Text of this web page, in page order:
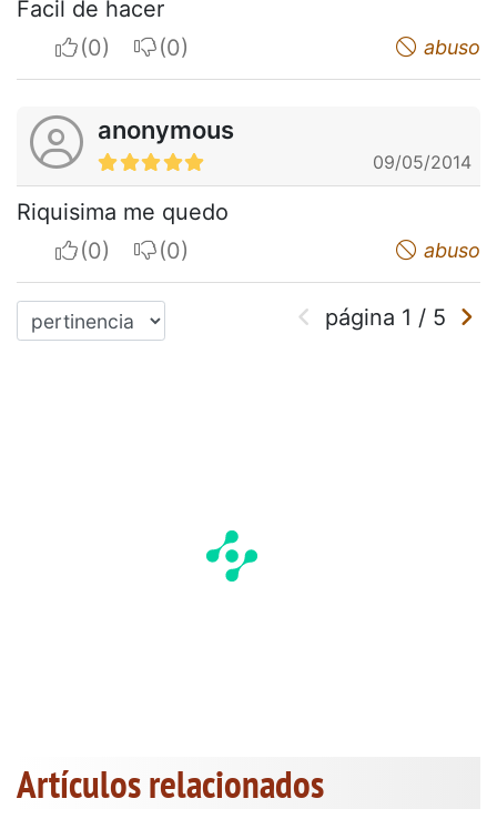
Facil de hacer
I apreciateI do not appreciate abuso
anonymous
09/05/2014
Riquisima me quedo
I apreciateI do not appreciate abuso
página 1 / 5
Artículos relacionados